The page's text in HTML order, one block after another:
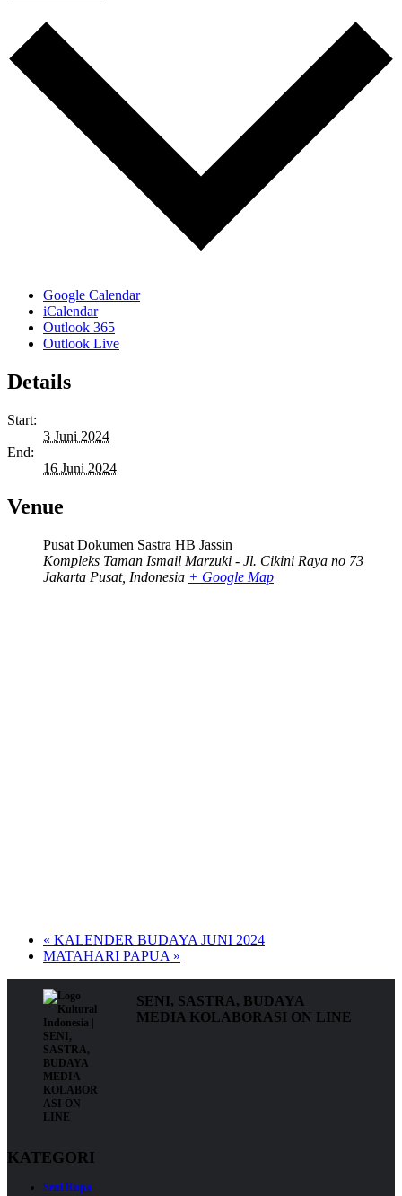
Google Calendar
iCalendar
Outlook 365
Outlook Live
Details
Start:
3 Juni 2024
End:
16 Juni 2024
Venue
Pusat Dokumen Sastra HB Jassin
Kompleks Taman Ismail Marzuki - Jl. Cikini Raya no 73
Jakarta Pusat, Indonesia + Google Map
« KALENDER BUDAYA JUNI 2024
MATAHARI PAPUA »
SENI, SASTRA, BUDAYA
MEDIA KOLABORASI ON LINE
KATEGORI
Seni Rupa